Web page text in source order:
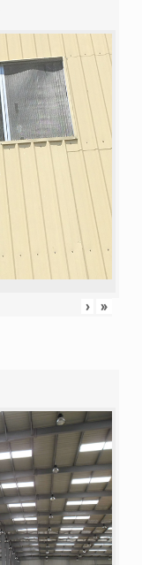
› »